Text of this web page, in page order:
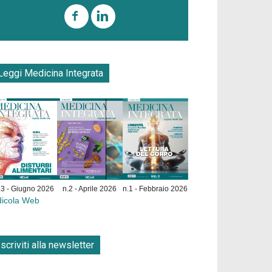
Medicina Integrata
- Giugno 2026 n.2 - Aprile 2026 n.1 - Febbraio 2026
Web
alla newsletter